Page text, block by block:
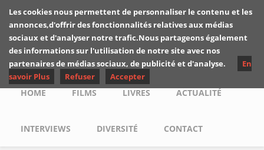
Skip to main content
Les critiques de
Yuyine
Main menu
HOME FILMS LIVRES ACTUALITÉ
INTERVIEWS DIVERSITÉ CONTACT
Les cookies nous permettent de personnaliser le contenu et les
annonces,d'offrir des fonctionnalités relatives aux médias
sociaux et d'analyser notre trafic.Nous partageons également
des informations sur l'utilisation de notre site avec nos
partenaires de médias sociaux, de publicité et d'analyse.
En
savoir Plus
Refuser Accepter